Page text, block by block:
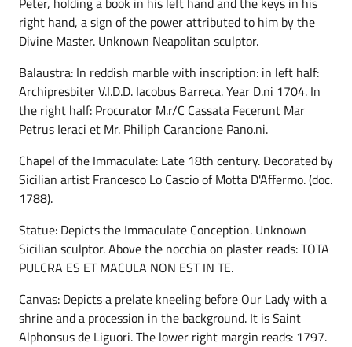
right hand, a sign of the power attributed to him by the
Divine Master. Unknown Neapolitan sculptor.
Balaustra: In reddish marble with inscription: in left half:
Archipresbiter V.I.D.D. Iacobus Barreca. Year D.ni 1704. In
the right half: Procurator M.r/C Cassata Fecerunt Mar
Petrus Ieraci et Mr. Philiph Carancione Pano.ni.
Chapel of the Immaculate: Late 18th century. Decorated by
Sicilian artist Francesco Lo Cascio of Motta D'Affermo. (doc.
1788).
Statue: Depicts the Immaculate Conception. Unknown
Sicilian sculptor. Above the nocchia on plaster reads: TOTA
PULCRA ES ET MACULA NON EST IN TE.
Canvas: Depicts a prelate kneeling before Our Lady with a
shrine and a procession in the background. It is Saint
Alphonsus de Liguori. The lower right margin reads: 1797.